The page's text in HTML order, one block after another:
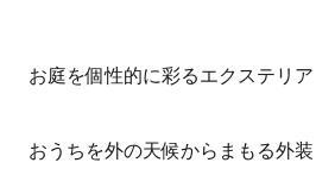
お庭を個性的に彩るエクステリア
おうちを外の天候からまもる外装